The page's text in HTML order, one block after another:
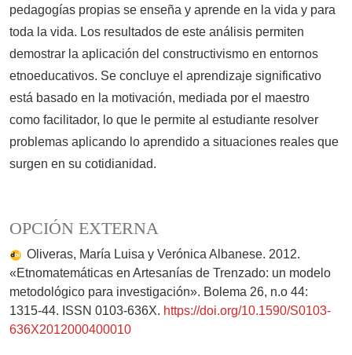
OPCIÓN EXTERNA
Oliveras, María Luisa y Verónica Albanese. 2012.
«Etnomatemáticas en Artesanías de Trenzado: un modelo
metodológico para investigación». Bolema 26, n.o 44:
1315-44. ISSN 0103-636X. https://doi.org/10.1590/S0103-
636X2012000400010
pedagogías propias se enseña y aprende en la vida y para
toda la vida. Los resultados de este análisis permiten
demostrar la aplicación del constructivismo en entornos
etnoeducativos. Se concluye el aprendizaje significativo
está basado en la motivación, mediada por el maestro
como facilitador, lo que le permite al estudiante resolver
problemas aplicando lo aprendido a situaciones reales que
surgen en su cotidianidad.